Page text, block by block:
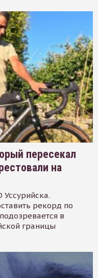
пересекал
на
рекорд по
в
границы